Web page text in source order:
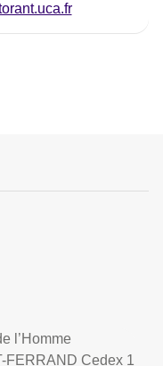
l’Homme
FERRAND Cedex 1